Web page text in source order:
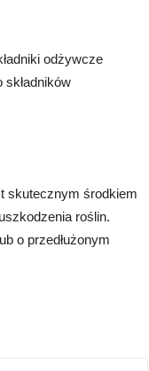
odżywcze
składników
skutecznym środkiem
roślin.
o przedłużonym